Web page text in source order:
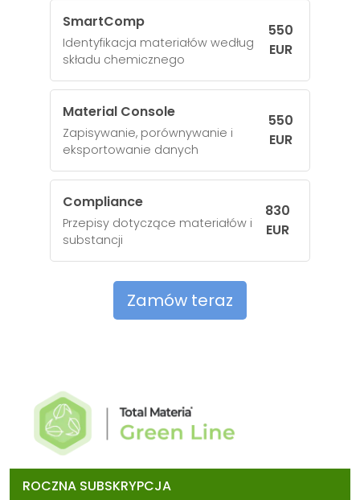
SmartComp
Identyfikacja materiałów według
składu chemicznego
550
EUR
Material Console
Zapisywanie, porównywanie i
eksportowanie danych
550
EUR
Compliance
Przepisy dotyczące materiałów i
substancji
830
EUR
Zamów teraz
ROCZNA SUBSKRYPCJA